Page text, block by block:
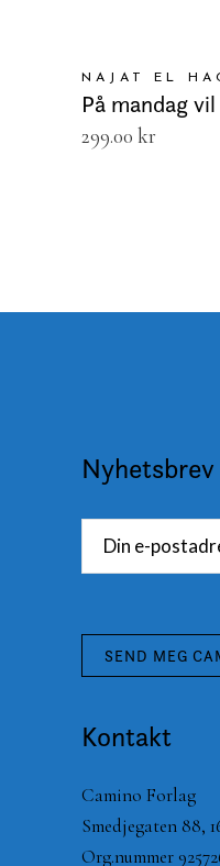
NAJAT EL
På mandag
299.00 kr
Nyhetsbrev
Kontakt
Camino Forlag
Smedjegaten 88,
Org.nummer